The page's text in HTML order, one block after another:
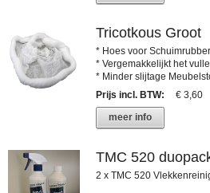
Tricotkous Groot
* Hoes voor Schuimrubber
* Vergemakkelijkt het
* Minder slijtage
Prijs incl. BTW:
€ 3,60
meer info
TMC 520
2 x TMC 520